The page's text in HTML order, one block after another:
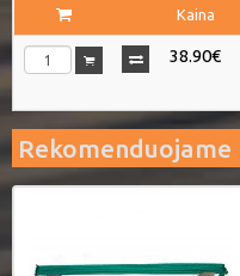
Kaina
38.90€
Rekomenduojame